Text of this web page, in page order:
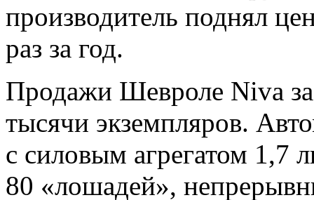
производитель поднял
раз за год.
Продажи Шевроле Niva
тысячи экземпляров.
с силовым агрегатом 1,7
80 «лошадей»,